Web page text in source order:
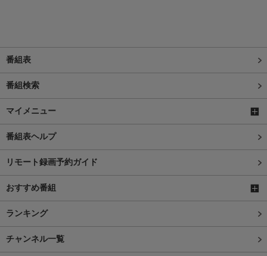
番組表
番組検索
マイメニュー
番組表ヘルプ
リモート録画予約ガイド
おすすめ番組
ランキング
チャンネル一覧